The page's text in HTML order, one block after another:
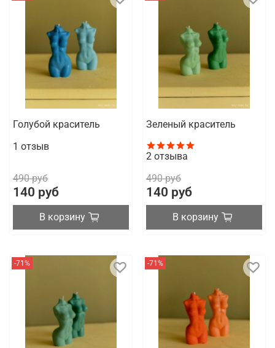
Голубой краситель
1 отзыв
490 руб
140 руб
В корзину
Зеленый краситель
2 отзыва
490 руб
140 руб
В корзину
-71% -71%